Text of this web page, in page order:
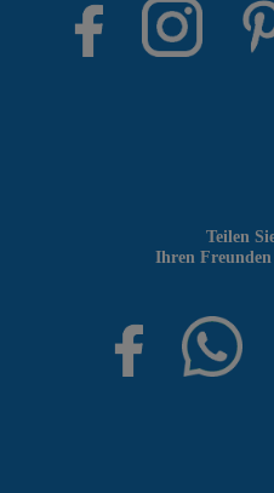
Teilen
Ihren